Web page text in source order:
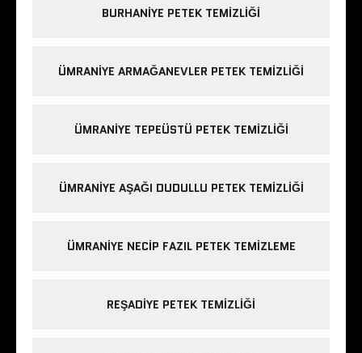
BURHANIYE PETEK TEMIZLIĞI
ÜMRANIYE ARMAĞANEVLER PETEK TEMIZLIĞI
ÜMRANIYE TEPEÜSTÜ PETEK TEMIZLIĞI
ÜMRANIYE AŞAĞI DUDULLU PETEK TEMIZLIĞI
ÜMRANIYE NECIP FAZIL PETEK TEMIZLEME
REŞADIYE PETEK TEMIZLIĞI